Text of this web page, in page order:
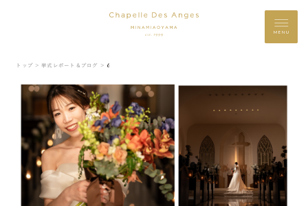
MENU
トップ ＞ 挙式レポート＆ブログ ＞ 6